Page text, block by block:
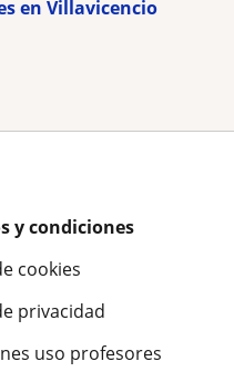
en Villavicencio
y condiciones
cookies
privacidad
uso profesores